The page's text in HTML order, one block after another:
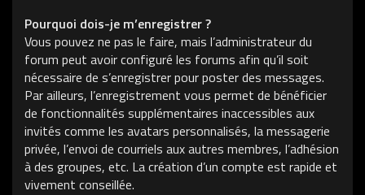
Pourquoi dois-je m’enregistrer ?
Vous pouvez ne pas le faire, mais l’administrateur du
forum peut avoir configuré les forums afin qu’il soit
nécessaire de s’enregistrer pour poster des messages.
Par ailleurs, l’enregistrement vous permet de bénéficier
de fonctionnalités supplémentaires inaccessibles aux
invités comme les avatars personnalisés, la messagerie
privée, l’envoi de courriels aux autres membres, l’adhésion
à des groupes, etc. La création d’un compte est rapide et
vivement conseillée.